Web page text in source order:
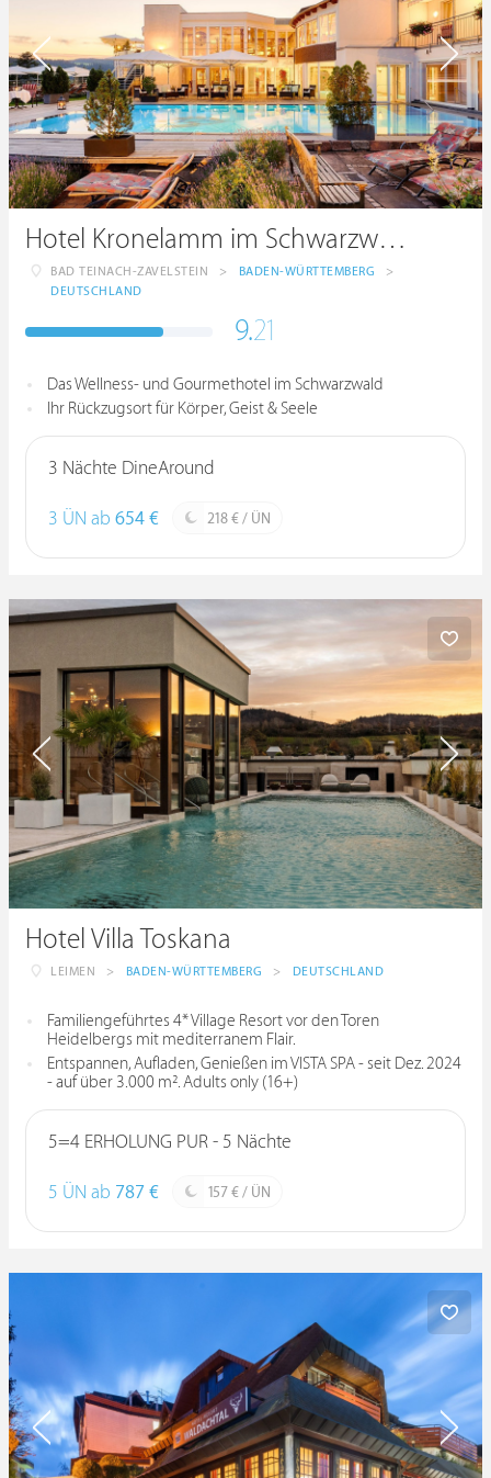
Hotel Kronelamm im Schwarzwald
BAD TEINACH-ZAVELSTEIN > BADEN-WÜRTTEMBERG
>
DEUTSCHLAND
9.21
Das Wellness- und Gourmethotel im Schwarzwald
Ihr Rückzugsort für Körper, Geist & Seele
3 Nächte DineAround
3 ÜN ab 654 € 218 € / ÜN
Hotel Villa Toskana
LEIMEN > BADEN-WÜRTTEMBERG > DEUTSCHLAND
Familiengeführtes 4* Village Resort vor den Toren
Heidelbergs mit mediterranem Flair.
Entspannen, Aufladen, Genießen im VISTA SPA - seit Dez. 2024
- auf über 3.000 m². Adults only (16+)
5=4 ERHOLUNG PUR - 5 Nächte
5 ÜN ab 787 € 157 € / ÜN